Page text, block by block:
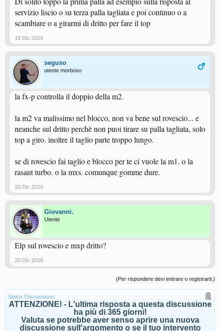
servizio liscio o su terza palla tagliata e poi continuo o a
scambiare o a girarmi di dritto per fare il top
19 Dic 2016
seguso
utente morboso
la fx-p controlla il doppio della m2.
la m2 va malissimo nel blocco, non va bene sul rovescio... e
neanche sul dritto perchè non puoi tirare su palla tagliata, solo
top a giro. inoltre il taglio parte troppo lungo.
se di rovescio fai taglio e blocco per te ci vuole la m1. o la
rasant turbo. o la mxs. comunque gomme dure.
20 Dic 2016
Giovanni.
Utente
Elp sul rovescio e mxp dritto?
20 Dic 2016
(Per rispondere devi entrare o registrarti.)
Status Discussione:
ATTENZIONE! - L'ultima risposta a questa discussione
ha più di 365 giorni!
Valuta se potrebbe aver senso aprire una nuova
discussione sull'argomento o se il tuo intervento